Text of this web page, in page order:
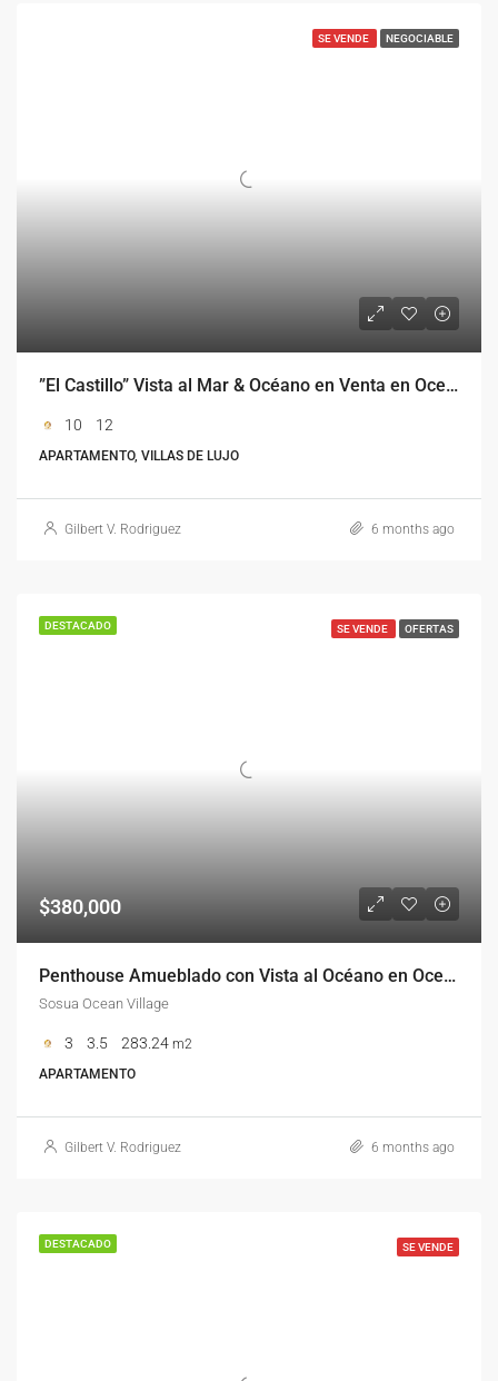
SE VENDE NEGOCIABLE
”El Castillo” Vista al Mar & Océano en Venta en Ocean Village Sosúa – Edificio con 6 Apartamentos para Inversión.
10 12
APARTAMENTO, VILLAS DE LUJO
Gilbert V. Rodriguez 6 months ago
DESTACADO SE VENDE OFERTAS
$380,000
Penthouse Amueblado con Vista al Océano en Ocean Village Sosúa – 3 Habitaciones y Beneficios Tipo Resort
Sosua Ocean Village
3 3.5 283.24 m2
APARTAMENTO
Gilbert V. Rodriguez 6 months ago
DESTACADO SE VENDE